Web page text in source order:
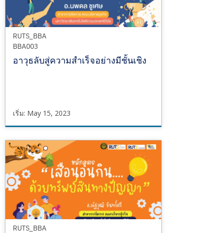
RUTS_BBA
BBA003
อาวุธลับสู่ความสำเร็จอย่างมีชั้นเชิง
เริ่ม: May 15, 2023
BBA003
เริ่มMay
15,
2023
RUTS_BBA